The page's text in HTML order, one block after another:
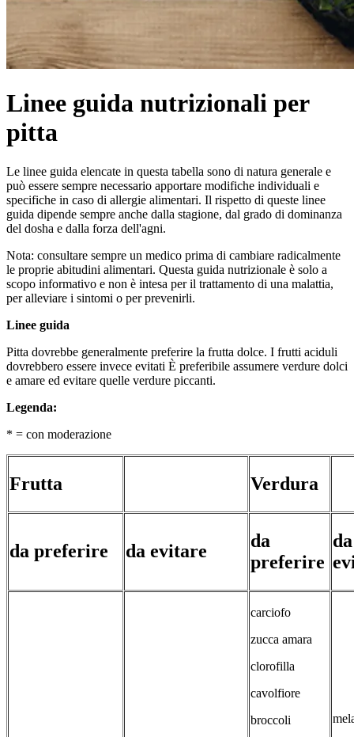
Linee guida nutrizionali per
pitta
Le linee guida elencate in questa tabella sono di natura generale e
può essere sempre necessario apportare modifiche individuali e
specifiche in caso di allergie alimentari. Il rispetto di queste linee
guida dipende sempre anche dalla stagione, dal grado di dominanza
del dosha e dalla forza dell'agni.
Nota: consultare sempre un medico prima di cambiare radicalmente
le proprie abitudini alimentari. Questa guida nutrizionale è solo a
scopo informativo e non è intesa per il trattamento di una malattia,
per alleviare i sintomi o per prevenirli.
Linee guida
Pitta dovrebbe generalmente preferire la frutta dolce. I frutti aciduli
dovrebbero essere invece evitati È preferibile assumere verdure dolci
e amare ed evitare quelle verdure piccanti.
Legenda:
* = con moderazione
Frutta Verdura
da preferire da evitare
da
preferire
da
carciofo
zucca amara
clorofilla
cavolfiore
broccoli